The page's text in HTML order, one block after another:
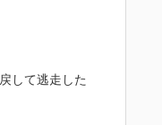
して逃走した